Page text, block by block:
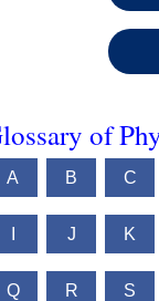
of
A B C
J K
Q R S